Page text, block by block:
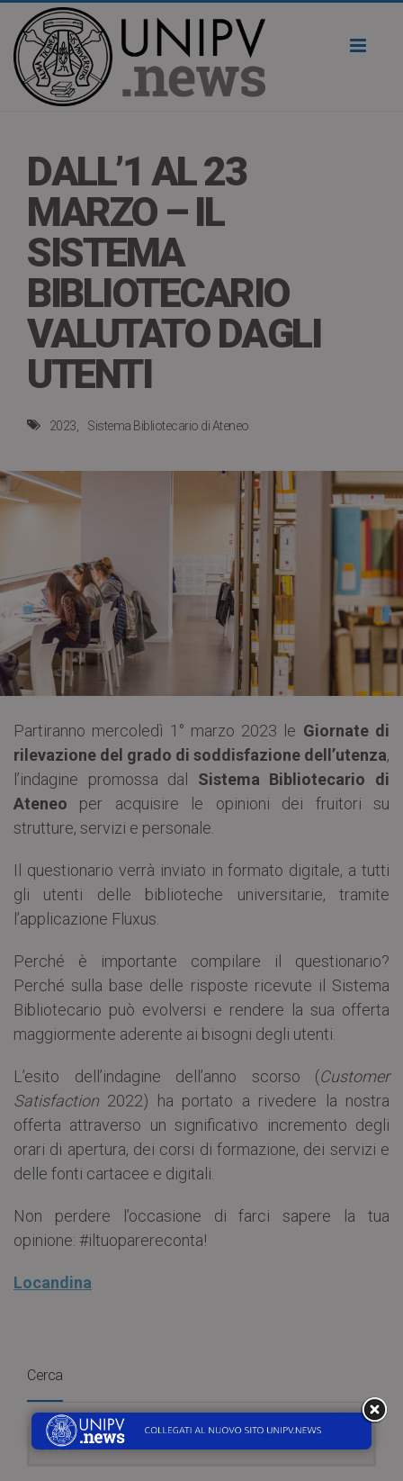
DALL’1 AL 23
MARZO – IL
SISTEMA
BIBLIOTECARIO
VALUTATO DAGLI
UTENTI
2023 Sistema Bibliotecario di Ateneo
Partiranno mercoledì 1° marzo 2023 le Giornate di
rilevazione del grado di soddisfazione dell’utenza,
l’indagine promossa dal Sistema Bibliotecario di
Ateneo per acquisire le opinioni dei fruitori su
strutture, servizi e personale.
Il questionario verrà inviato in formato digitale, a tutti
gli utenti delle biblioteche universitarie, tramite
l’applicazione Fluxus.
Perché è importante compilare il questionario?
Perché sulla base delle risposte ricevute il Sistema
Bibliotecario può evolversi e rendere la sua offerta
maggiormente aderente ai bisogni degli utenti.
L’esito dell’indagine dell’anno scorso (Customer
Satisfaction 2022) ha portato a rivedere la nostra
offerta attraverso un significativo incremento degli
orari di apertura, dei corsi di formazione, dei servizi e
delle fonti cartacee e digitali.
Non perdere l’occasione di farci sapere la tua
opinione: #iltuoparereconta!
Locandina
Cerca